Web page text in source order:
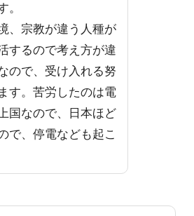
。
、宗教が違う人種が
するので考え方が違
ので、受け入れる努
す。苦労したのは電
国なので、日本ほど
で、停電なども起こ